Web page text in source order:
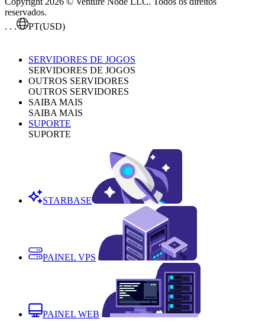
reservados.
. . .
PT(USD)
SERVIDORES DE JOGOS
SERVIDORES DE JOGOS
OUTROS SERVIDORES
OUTROS SERVIDORES
SAIBA MAIS
SAIBA MAIS
SUPORTE
SUPORTE
STARBASE
PAINEL VPS
PAINEL WEB